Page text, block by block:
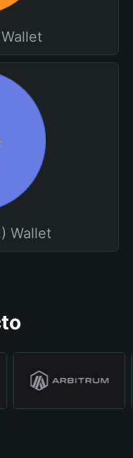
Wallet